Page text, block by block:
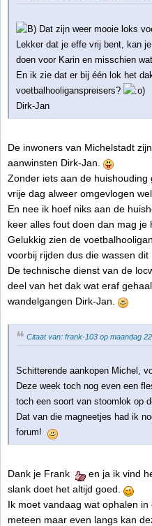
Dat zijn weer mooie loks
Lekker dat je effe vrij bent, kan
doen voor Karin en misschien
En ik zie dat er bij één lok het
voetbalhooliganspreisers?
Dirk-Jan
De inwoners van Michelstadt
aanwinsten Dirk-Jan.
Zonder iets aan de
vrije dag alweer omgevlogen
En nee ik hoef niks aan de
keer alles fout doen dan mag je
Gelukkig zien de
voorbij rijden dus die wassen
De technische dienst van de
deel van het dak wat eraf
wandelgangen Dirk-Jan.
Citaat van: frank-103 op maandag
Schitterende aankopen Michel,
Deze week toch nog even een
toch een soort van stoomlok op
Dat van die magneetjes had ik
forum!
Dank je Frank
en ja ik vind
slank doet het altijd goed.
Ik moet vandaag wat ophalen
meteen maar even langs kan